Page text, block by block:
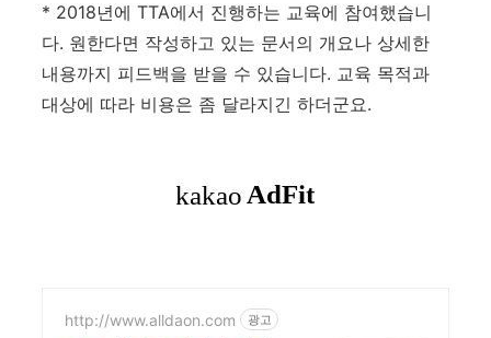
* 2018년에 TTA에서 진행하는 교육에 참여했습니
다. 원한다면 작성하고 있는 문서의 개요나 상세한
내용까지 피드백을 받을 수 있습니다. 교육 목적과
대상에 따라 비용은 좀 달라지긴 하더군요.
http://www.alldaon.com 광고